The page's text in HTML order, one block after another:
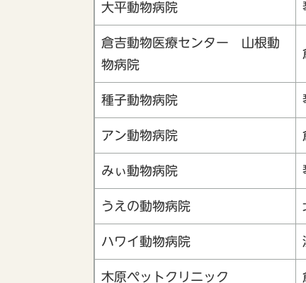
大平動物病院
倉吉動物医療センター 山根動
物病院
種子動物病院
アン動物病院
みぃ動物病院
うえの動物病院
ハワイ動物病院
木原ペットクリニック